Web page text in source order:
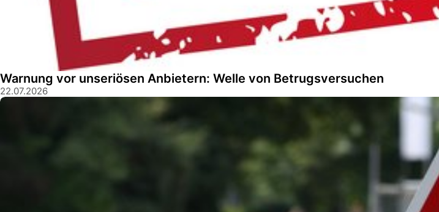
Warnung vor unseriösen Anbietern: Welle von Betrugsversuchen
22.07.2026